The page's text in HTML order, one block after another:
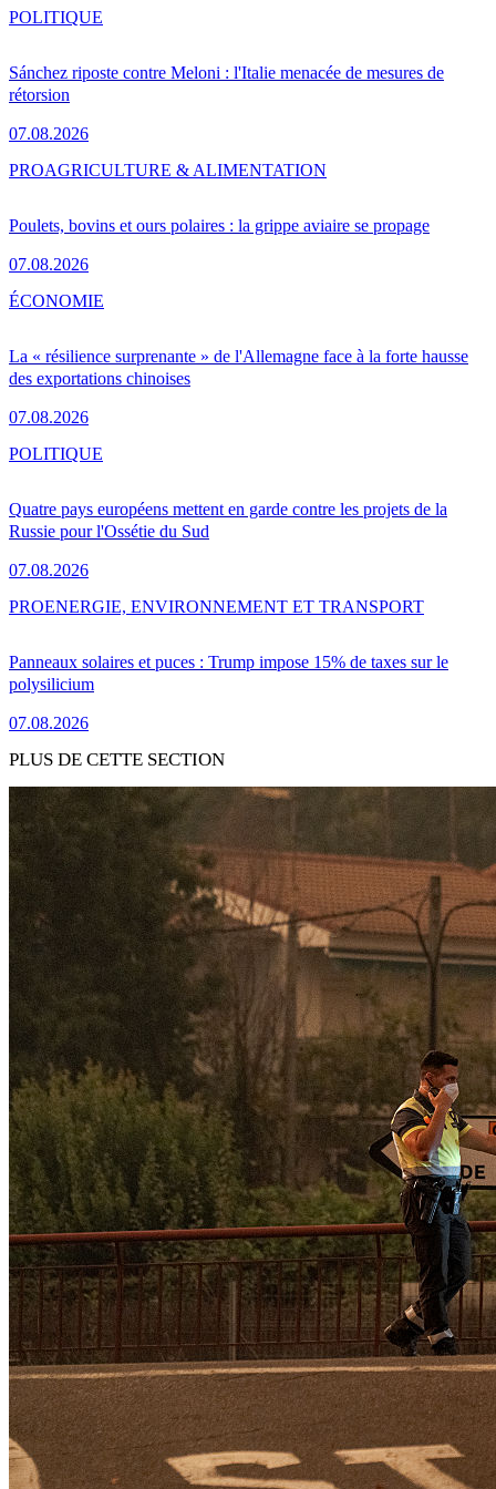
Sánchez riposte contre Meloni : l'Italie menacée de mesures de
rétorsion
07.08.2026
POLITIQUE
Poulets, bovins et ours polaires : la grippe aviaire se propage
07.08.2026
PROAGRICULTURE & ALIMENTATION
La « résilience surprenante » de l'Allemagne face à la forte hausse
des exportations chinoises
07.08.2026
ÉCONOMIE
Quatre pays européens mettent en garde contre les projets de la
Russie pour l'Ossétie du Sud
07.08.2026
POLITIQUE
Panneaux solaires et puces : Trump impose 15% de taxes sur le
polysilicium
07.08.2026
PROENERGIE, ENVIRONNEMENT ET TRANSPORT
PLUS DE CETTE SECTION